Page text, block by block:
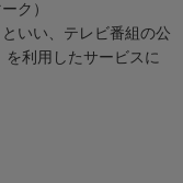
ク）
いい、テレビ番組の公
を利用したサービスに